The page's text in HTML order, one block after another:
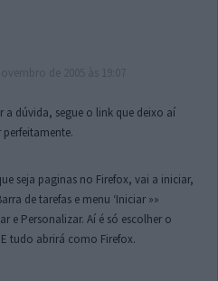
a dúvida, segue o link que deixo aí
seja paginas no Firefox, vai a iniciar,
de tarefas e menu ‘Iniciar »»
e Personalizar. Aí é só escolher o
tudo abrirá como Firefox.